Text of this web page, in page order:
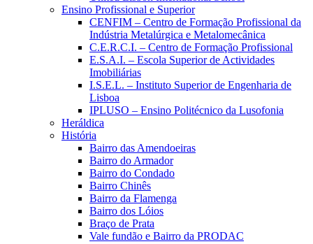
Ensino Profissional e Superior
CENFIM – Centro de Formação Profissional da
Indústria Metalúrgica e Metalomecânica
C.E.R.C.I. – Centro de Formação Profissional
E.S.A.I. – Escola Superior de Actividades
Imobiliárias
I.S.E.L. – Instituto Superior de Engenharia de
Lisboa
IPLUSO – Ensino Politécnico da Lusofonia
Heráldica
História
Bairro das Amendoeiras
Bairro do Armador
Bairro do Condado
Bairro Chinês
Bairro da Flamenga
Bairro dos Lóios
Braço de Prata
Vale fundão e Bairro da PRODAC